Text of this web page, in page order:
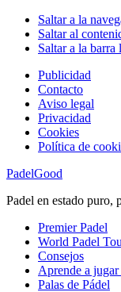
Saltar a la
Saltar al
Saltar a la
Publicidad
Contacto
Aviso legal
Privacidad
Cookies
Política de
PadelGood
Padel en estado puro,
Premier Padel
World Padel
Consejos
Aprende a jugar
Palas de Pádel